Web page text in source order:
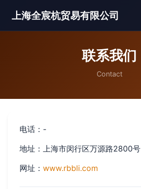
上海全宸杭贸易有限公司
联系我们
Contact
电话：-
地址：上海市闵行区万源路2800号
网址： www.rbbli.com